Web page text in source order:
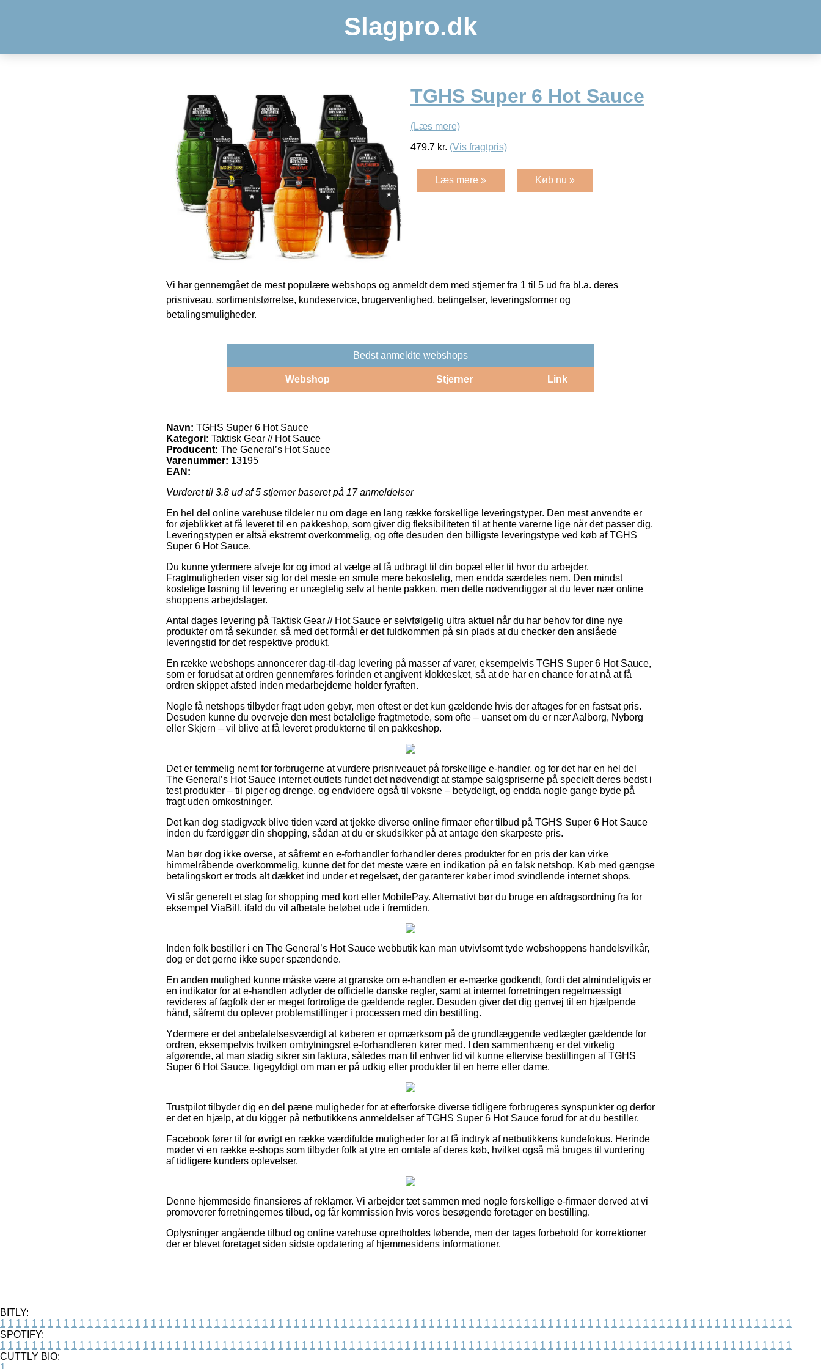
Slagpro.dk
TGHS Super 6 Hot Sauce
(Læs mere)
479.7 kr. (Vis fragtpris)
Læs mere » Køb nu »
Vi har gennemgået de mest populære webshops og anmeldt dem med stjerner fra 1 til 5 ud fra bl.a. deres
prisniveau, sortimentstørrelse, kundeservice, brugervenlighed, betingelser, leveringsformer og
betalingsmuligheder.
Bedst anmeldte webshops
Webshop Stjerner Link
Navn: TGHS Super 6 Hot Sauce
Kategori: Taktisk Gear // Hot Sauce
Producent: The General’s Hot Sauce
Varenummer: 13195
EAN:
Vurderet til 3.8 ud af 5 stjerner baseret på 17anmeldelser
En hel del online varehuse tildeler nu om dage en lang række forskellige leveringstyper. Den mest anvendte er
for øjeblikket at få leveret til en pakkeshop, som giver dig fleksibiliteten til at hente varerne lige når det passer dig.
Leveringstypen er altså ekstremt overkommelig, og ofte desuden den billigste leveringstype ved køb af TGHS
Super 6 Hot Sauce.
Du kunne ydermere afveje for og imod at vælge at få udbragt til din bopæl eller til hvor du arbejder.
Fragtmuligheden viser sig for det meste en smule mere bekostelig, men endda særdeles nem. Den mindst
kostelige løsning til levering er unægtelig selv at hente pakken, men dette nødvendiggør at du lever nær online
shoppens arbejdslager.
Antal dages levering på Taktisk Gear // Hot Sauce er selvfølgelig ultra aktuel når du har behov for dine nye
produkter om få sekunder, så med det formål er det fuldkommen på sin plads at du checker den anslåede
leveringstid for det respektive produkt.
En række webshops annoncerer dag-til-dag levering på masser af varer, eksempelvis TGHS Super 6 Hot Sauce,
som er forudsat at ordren gennemføres forinden et angivent klokkeslæt, så at de har en chance for at nå at få
ordren skippet afsted inden medarbejderne holder fyraften.
Nogle få netshops tilbyder fragt uden gebyr, men oftest er det kun gældende hvis der aftages for en fastsat pris.
Desuden kunne du overveje den mest betalelige fragtmetode, som ofte – uanset om du er nær Aalborg, Nyborg
eller Skjern – vil blive at få leveret produkterne til en pakkeshop.
Det er temmelig nemt for forbrugerne at vurdere prisniveauet på forskellige e-handler, og for det har en hel del
The General’s Hot Sauce internet outlets fundet det nødvendigt at stampe salgspriserne på specielt deres bedst i
test produkter – til piger og drenge, og endvidere også til voksne – betydeligt, og endda nogle gange byde på
fragt uden omkostninger.
Det kan dog stadigvæk blive tiden værd at tjekke diverse online firmaer efter tilbud på TGHS Super 6 Hot Sauce
inden du færdiggør din shopping, sådan at du er skudsikker på at antage den skarpeste pris.
Man bør dog ikke overse, at såfremt en e-forhandler forhandler deres produkter for en pris der kan virke
himmelråbende overkommelig, kunne det for det meste være en indikation på en falsk netshop. Køb med gængse
betalingskort er trods alt dækket ind under et regelsæt, der garanterer køber imod svindlende internet shops.
Vi slår generelt et slag for shopping med kort eller MobilePay. Alternativt bør du bruge en afdragsordning fra for
eksempel ViaBill, ifald du vil afbetale beløbet ude i fremtiden.
Inden folk bestiller i en The General’s Hot Sauce webbutik kan man utvivlsomt tyde webshoppens handelsvilkår,
dog er det gerne ikke super spændende.
En anden mulighed kunne måske være at granske om e-handlen er e-mærke godkendt, fordi det almindeligvis er
en indikator for at e-handlen adlyder de officielle danske regler, samt at internet forretningen regelmæssigt
revideres af fagfolk der er meget fortrolige de gældende regler. Desuden giver det dig genvej til en hjælpende
hånd, såfremt du oplever problemstillinger i processen med din bestilling.
Ydermere er det anbefalelsesværdigt at køberen er opmærksom på de grundlæggende vedtægter gældende for
ordren, eksempelvis hvilken ombytningsret e-forhandleren kører med. I den sammenhæng er det virkelig
afgørende, at man stadig sikrer sin faktura, således man til enhver tid vil kunne eftervise bestillingen af TGHS
Super 6 Hot Sauce, ligegyldigt om man er på udkig efter produkter til en herre eller dame.
Trustpilot tilbyder dig en del pæne muligheder for at efterforske diverse tidligere forbrugeres synspunkter og derfor
er det en hjælp, at du kigger på netbutikkens anmeldelser af TGHS Super 6 Hot Sauce forud for at du bestiller.
Facebook fører til for øvrigt en række værdifulde muligheder for at få indtryk af netbutikkens kundefokus. Herinde
møder vi en række e-shops som tilbyder folk at ytre en omtale af deres køb, hvilket også må bruges til vurdering
af tidligere kunders oplevelser.
Denne hjemmeside finansieres af reklamer. Vi arbejder tæt sammen med nogle forskellige e-firmaer derved at vi
promoverer forretningernes tilbud, og får kommission hvis vores besøgende foretager en bestilling.
Oplysninger angående tilbud og online varehuse opretholdes løbende, men der tages forbehold for korrektioner
der er blevet foretaget siden sidste opdatering af hjemmesidens informationer.
BITLY:
1 1 1 1 1 1 1 1 1 1 1 1 1 1 1 1 1 1 1 1 1 1 1 1 1 1 1 1 1 1 1 1 1 1 1 1 1 1 1 1 1 1 1 1 1 1 1 1 1 1 1 1 1 1 1 1 1 1 1 1 1 1 1 1 1 1 1 1 1 1 1 1 1 1 1 1 1 1 1 1 1 1 1 1 1 1 1 1 1 1 1 1 1 1 1 1 1 1 1 1
SPOTIFY:
1 1 1 1 1 1 1 1 1 1 1 1 1 1 1 1 1 1 1 1 1 1 1 1 1 1 1 1 1 1 1 1 1 1 1 1 1 1 1 1 1 1 1 1 1 1 1 1 1 1 1 1 1 1 1 1 1 1 1 1 1 1 1 1 1 1 1 1 1 1 1 1 1 1 1 1 1 1 1 1 1 1 1 1 1 1 1 1 1 1 1 1 1 1 1 1 1 1 1 1
CUTTLY BIO: